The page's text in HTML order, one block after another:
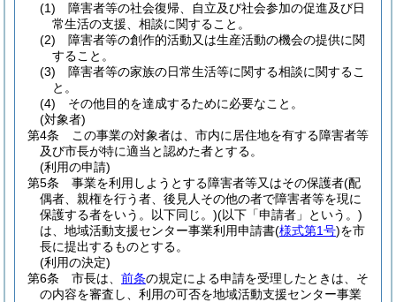
(1)
障害者等の社会復帰、自立及び社会参加の促進及び日
常生活の支援、相談に関すること。
(2)
障害者等の創作的活動又は生産活動の機会の提供に関
すること。
(3)
障害者等の家族の日常生活等に関する相談に関するこ
と。
(4)
その他目的を達成するために必要なこと。
(対象者)
第4条
この事業の対象者は、市内に居住地を有する障害者等
及び市長が特に適当と認めた者とする。
(利用の申請)
第5条
事業を利用しようとする障害者等又はその保護者(配
偶者、親権を行う者、後見人その他の者で障害者等を現に
保護する者をいう。以下同じ。)(以下「申請者」という。)
は、地域活動支援センター事業利用申請書(様式第1号)を市
長に提出するものとする。
(利用の決定)
第6条
市長は、 前条の規定による申請を受理したときは、そ
の内容を審査し、利用の可否を地域活動支援センター事業